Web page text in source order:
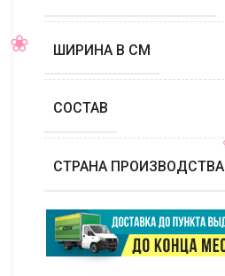
ШИРИНА В СМ
СОСТАВ
СТРАНА ПРОИЗВОДСТВА